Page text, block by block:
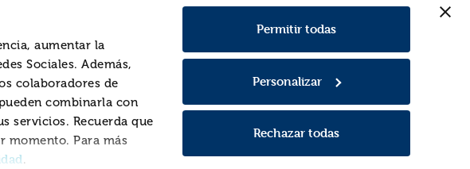
aumentar la
Sociales. Además,
colaboradores de
combinarla con
servicios. Recuerda que
momento. Para más
.
Permitir todas
Personalizar
Rechazar todas